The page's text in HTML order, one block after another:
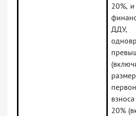
20%,
ДДУ,
размер
20%